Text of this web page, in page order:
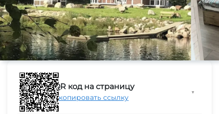
QR код на страницу
Скопировать ссылку
▼